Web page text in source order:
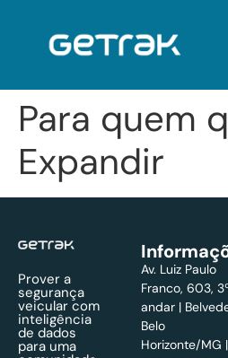
Para quem
Expandir
Prover a
segurança
veicular com
inteligência
de dados
para uma
Av. Luiz Paulo
Franco, 603,
andar |
Belo
Horizonte/MG |